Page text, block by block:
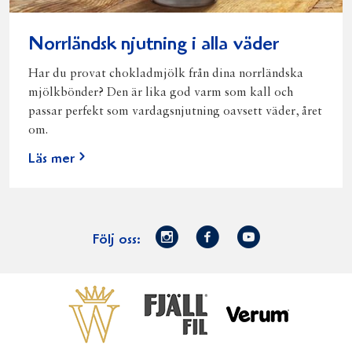
Norrländsk njutning i alla väder
Har du provat chokladmjölk från dina norrländska
mjölkbönder? Den är lika god varm som kall och
passar perfekt som vardagsnjutning oavsett väder, året
om.
Läs mer
Följ oss:
Norrmejerier
Facebook
Youtube
Gör gott för
Norrländska
VästerbottensostFjällfil